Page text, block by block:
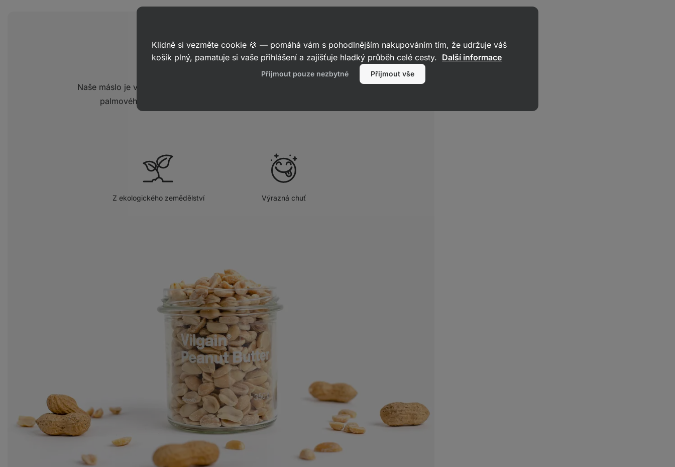
100 % BIOarašídů
Naše máslo je vyrobené 100% z výběrových arašídů bez přidaného cukru a
palmového oleje. Jednoduše absolutně čistý produkt bez aditiv.
Z ekologického zemědělství Výrazná chuť
Klidně si vezměte cookie 🍪 — pomáhá vám s pohodlnějším nakupováním tím, že udržuje váš
košík plný, pamatuje si vaše přihlášení a zajišťuje hladký průběh celé cesty. Další informace
Přijmout pouze nezbytné Přijmout vše